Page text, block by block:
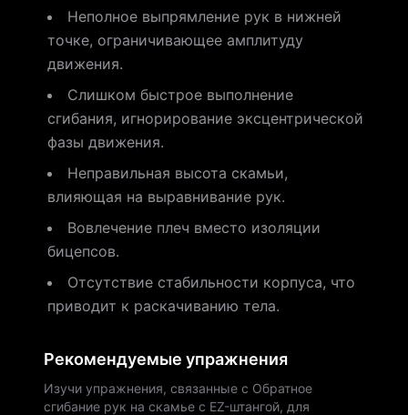
Неполное выпрямление рук в нижней
точке, ограничивающее амплитуду
движения.
Слишком быстрое выполнение
сгибания, игнорирование эксцентрической
фазы движения.
Неправильная высота скамьи,
влияющая на выравнивание рук.
Вовлечение плеч вместо изоляции
бицепсов.
Отсутствие стабильности корпуса, что
приводит к раскачиванию тела.
Рекомендуемые упражнения
Изучи упражнения, связанные с Обратное
сгибание рук на скамье с EZ-штангой, для